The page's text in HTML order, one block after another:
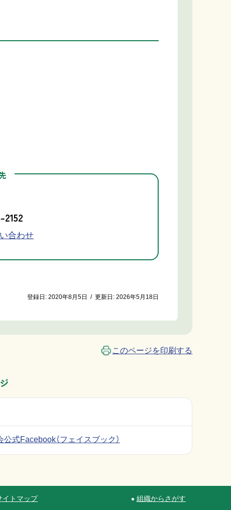
合わせ
登録日:2020年8月5日 / 更新日:2026年5月18日
このページを印刷する
式Facebook（フェイスブック）
イトマップ 組織からさがす